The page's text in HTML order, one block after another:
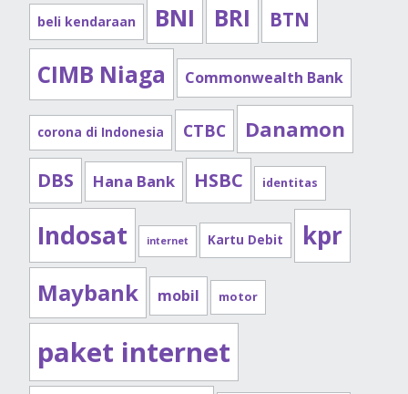
beli kendaraan BNI BRI BTN
CIMB Niaga Commonwealth Bank
corona di Indonesia CTBC Danamon
DBS Hana Bank HSBC identitas
Indosat internet Kartu Debit kpr
Maybank mobil motor
paket internet